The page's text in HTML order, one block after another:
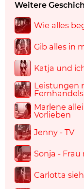
Weitere
Wie alles
Gib alles in
Katja und
Leistungen
Marlene
Vorlieben
Jenny - TV
Sonja -
Carlotta